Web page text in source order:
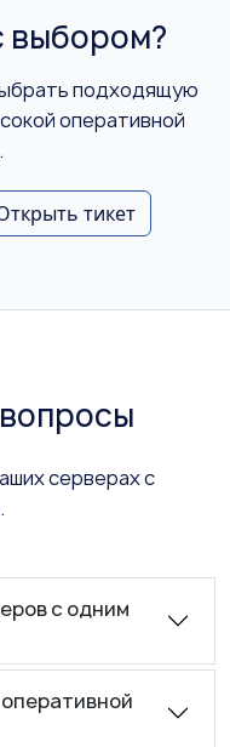
выбором?
подходящую
оперативной
тикет
серверах с
с одним